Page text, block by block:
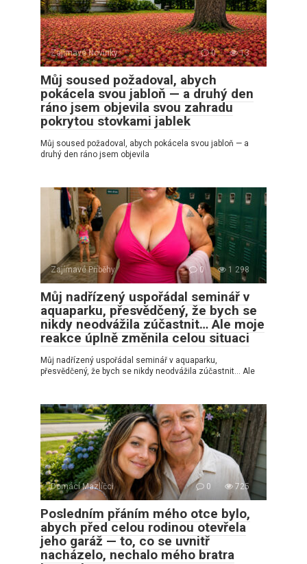
Zajímavé Novinky 0 13
Můj soused požadoval, abych
pokácela svou jabloň — a druhý den
ráno jsem objevila svou zahradu
pokrytou stovkami jablek
Můj soused požadoval, abych pokácela svou jabloň — a
druhý den ráno jsem objevila
Zajímavé Příběhy 0 1 298
Můj nadřízený uspořádal seminář v
aquaparku, přesvědčený, že bych se
nikdy neodvážila zúčastnit… Ale moje
reakce úplně změnila celou situaci
Můj nadřízený uspořádal seminář v aquaparku,
přesvědčený, že bych se nikdy neodvážila zúčastnit… Ale
Domácí Mazlíčci 0 725
Posledním přáním mého otce bylo,
abych před celou rodinou otevřela
jeho garáž — to, co se uvnitř
nacházelo, nechalo mého bratra